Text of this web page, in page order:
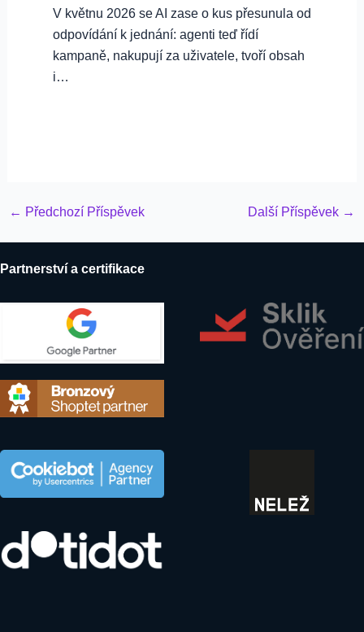
V květnu 2026 se AI zase o kus přesunula od
odpovídání k jednání: agenti teď řídí
kampaně, nakupují za uživatele, tvoří obsah
i…
Post
← Předchozí Příspěvek Další Příspěvek →
Partnerství a certifikace